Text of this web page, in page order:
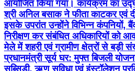
सब्सिडी, ऋण सुविधा एवं इंस्टॉलेशन
प्राप्त की। विभिन्न प्रतिष्ठित कंपनियों
बैटरी, सोलर लाइटिंग सिस्टम सहित
प्रदर्शन किया गया तथा विशेषज्ञों ने
वाले आर्थिक एवं पर्यावरणीय लाभों से
पर उप विकास आयुक्त श्री अनिल